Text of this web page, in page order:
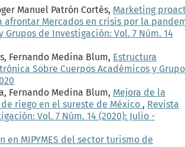
Manuel Patrón Cortés, Marketing
Mercados en crisis por la
de Investigación: Vol. 7 Núm. 14
Fernando Medina Blum, Estructura
Sobre Cuerpos Académicos y
Fernando Medina Blum, Mejora de la
riego en el sureste de México , Revista
Vol. 7 Núm. 14 (2020): Julio -
MIPYMES del sector turismo de